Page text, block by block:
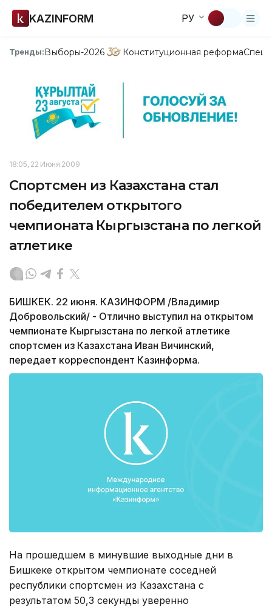
KAZINFORM РУ
Тренды:Выборы-2026 Конституционная реформа
18:05, 22 Июня 2009
Спортсмен из Казахстана стал
победителем открытого
чемпионата Кыргызстана по легкой
атлетике
БИШКЕК. 22 июня. КАЗИНФОРМ /Владимир
Добровольский/ - Отлично выступил на открытом
чемпионате Кыргызстана по легкой атлетике
спортсмен из Казахстана Иван Вичинский,
передает корреспондент Казинформа.
На прошедшем в минувшие выходные дни в
Бишкеке открытом чемпионате соседней
республики спортсмен из Казахстана с
результатом 50,3 секунды уверенно